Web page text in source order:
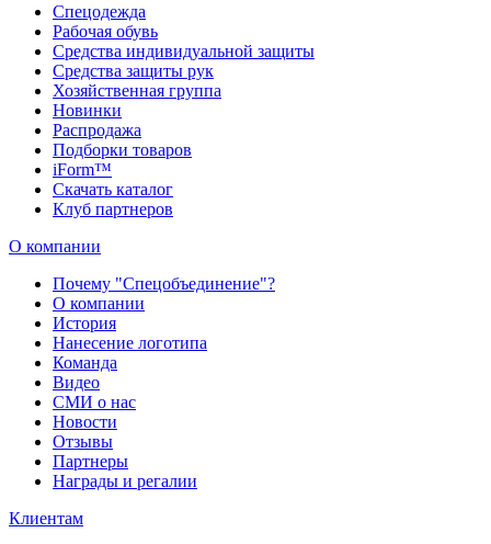
Спецодежда
Рабочая обувь
Средства индивидуальной защиты
Средства защиты рук
Хозяйственная группа
Новинки
Распродажа
Подборки товаров
iForm™
Скачать каталог
Клуб партнеров
О компании
Почему "Спецобъединение"?
О компании
История
Нанесение логотипа
Команда
Видео
СМИ о нас
Новости
Отзывы
Партнеры
Награды и регалии
Клиентам